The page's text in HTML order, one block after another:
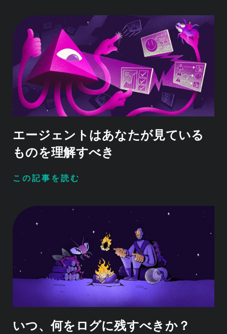
エージェントはあなたが見ている
ものを理解すべき
この記事を読む
いつ、何をログに残すべきか？